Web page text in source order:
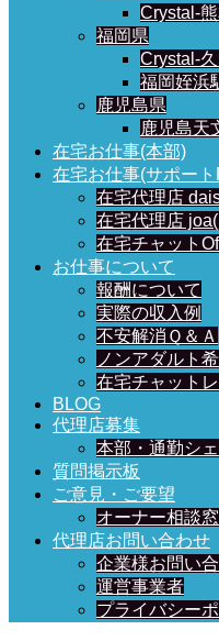
Crystal-
福岡県
Crystal-
福岡姪浜
鹿児島県
鹿児島天
在宅お仕事(本部)
在宅お仕事(サポー
在宅代理店
在宅代理店
在宅チャット
お仕事について
報酬について
実際の収入例
不安解消Ｑ＆Ａ
ノンアダルト
在宅チャット
BLOG
代理店募集
本部・通勤シ
質問掲示板
ご意見・ご要望
オーナー相談
代理店お問い合わせ
企業様お問い
運営事業者
プライバシー